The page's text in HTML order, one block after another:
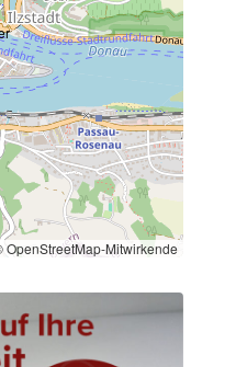
OpenStreetMap-Mitwirkende